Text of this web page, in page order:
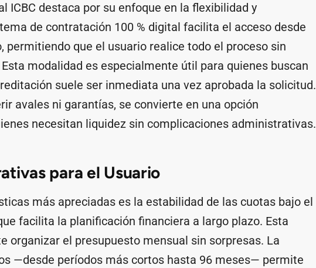
ICBC destaca por su enfoque en la flexibilidad y
de contratación 100 % digital facilita el acceso desde
permitiendo que el usuario realice todo el proceso sin
modalidad es especialmente útil para quienes buscan
suele ser inmediata una vez aprobada la solicitud.
avales ni garantías, se convierte en una opción
necesitan liquidez sin complicaciones administrativas.
para el Usuario
más apreciadas es la estabilidad de las cuotas bajo el
facilita la planificación financiera a largo plazo. Esta
organizar el presupuesto mensual sin sorpresas. La
—desde períodos más cortos hasta 96 meses— permite